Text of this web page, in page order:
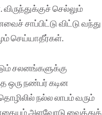
செல்லும்
சாப்பிட்டு விட்டு வந்து
செய்யாதீர்கள்.
சலனங்களுக்கு
ஒரு நண்பர் கடின
நல்ல லாபம் வரும்
எதையும் அளவோடு வைத்துக்